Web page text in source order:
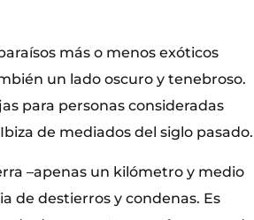
más o menos exóticos
un lado oscuro y tenebroso.
para personas consideradas
de mediados del siglo pasado.
–apenas un kilómetro y medio
de destierros y condenas. Es